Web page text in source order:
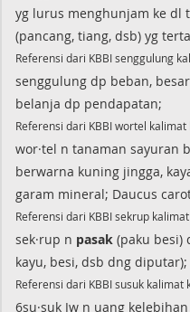
yg lurus menghunjam ke dl
(pancang, tiang, dsb) yg
Referensi dari KBBI senggulung
senggulung dp beban, besar
belanja dp pendapatan;
Referensi dari KBBI wortel kalimat
wor·tel n tanaman sayuran
berwarna kuning jingga,
garam mineral; Daucus
Referensi dari KBBI sekrup kalimat
sek·rup n pasak (paku besi)
kayu, besi, dsb dng diputar);
Referensi dari KBBI susuk kalimat
6su·suk Jw n uang